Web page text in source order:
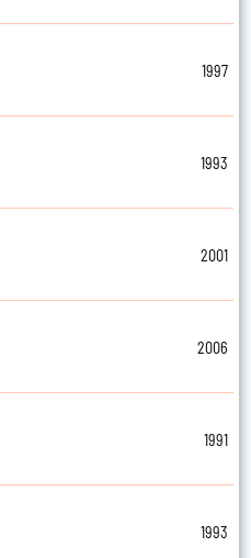
1997
1993
2001
2006
1991
1993